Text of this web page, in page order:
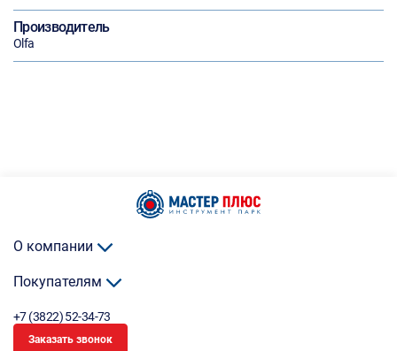
Производитель
Olfa
О компании
Покупателям
+7 (3822) 52-34-73
Заказать звонок